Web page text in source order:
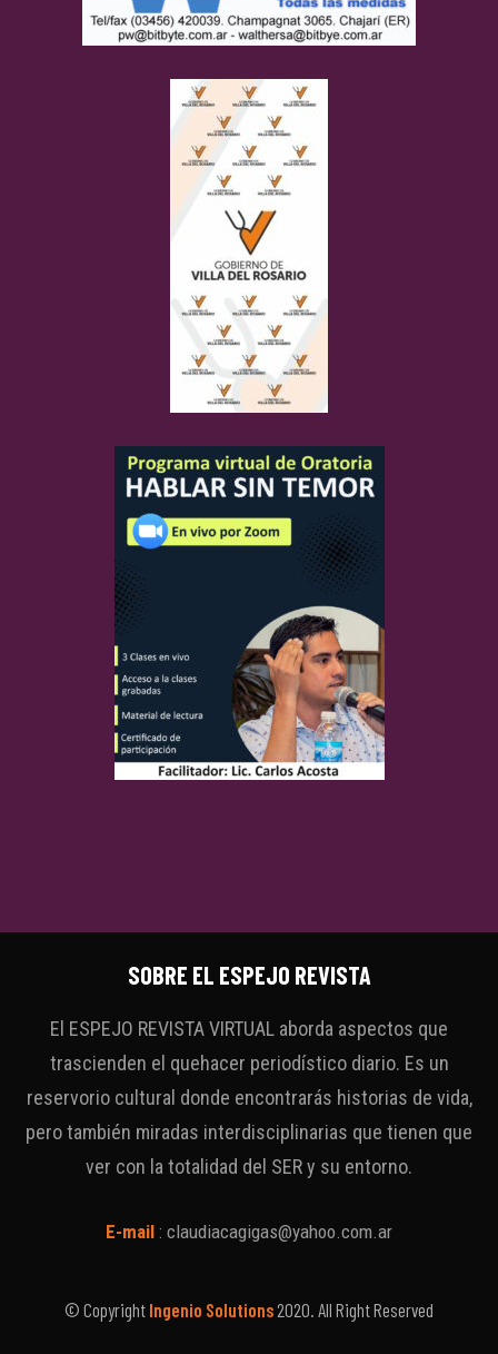
SOBRE EL ESPEJO REVISTA
El ESPEJO REVISTA VIRTUAL aborda aspectos que
trascienden el quehacer periodístico diario. Es un
reservorio cultural donde encontrarás historias de vida,
pero también miradas interdisciplinarias que tienen que
ver con la totalidad del SER y su entorno.
E-mail : claudiacagigas@yahoo.com.ar
© Copyright Ingenio Solutions 2020. All Right Reserved